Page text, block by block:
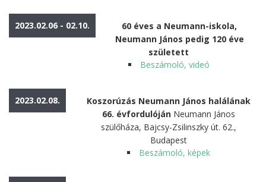
2023.02.06 - 02.10.
60 éves a Neumann-iskola,
Neumann János pedig 120 éve
született
Beszámoló, videó
2023.02.08.
Koszorúzás Neumann János halálának
66. évfordulóján Neumann János
szülőháza, Bajcsy-Zsilinszky út. 62.,
Budapest
Beszámoló, képek